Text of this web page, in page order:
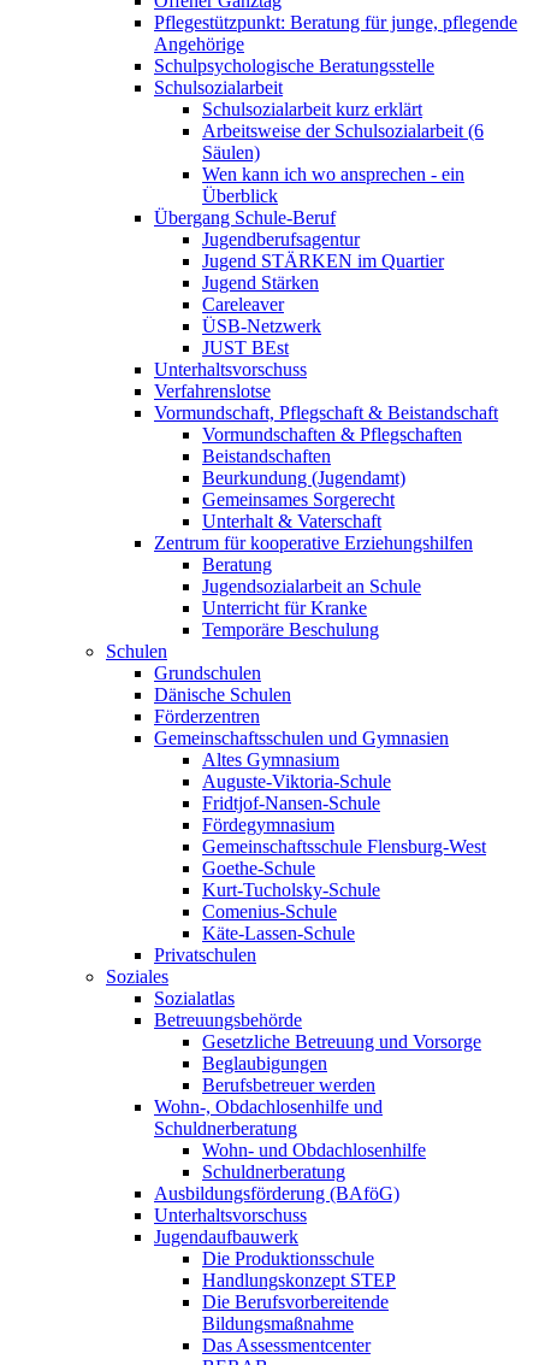
Pflegestützpunkt: Beratung für junge, pflegende
Angehörige
Schulpsychologische Beratungsstelle
Schulsozialarbeit
Schulsozialarbeit kurz erklärt
Arbeitsweise der Schulsozialarbeit (6
Säulen)
Wen kann ich wo ansprechen - ein
Überblick
Übergang Schule-Beruf
Jugendberufsagentur
Jugend STÄRKEN im Quartier
Jugend Stärken
Careleaver
ÜSB-Netzwerk
JUST BEst
Unterhaltsvorschuss
Verfahrenslotse
Vormundschaft, Pflegschaft & Beistandschaft
Vormundschaften & Pflegschaften
Beistandschaften
Beurkundung (Jugendamt)
Gemeinsames Sorgerecht
Unterhalt & Vaterschaft
Zentrum für kooperative Erziehungshilfen
Beratung
Jugendsozialarbeit an Schule
Unterricht für Kranke
Temporäre Beschulung
Schulen
Grundschulen
Dänische Schulen
Förderzentren
Gemeinschaftsschulen und Gymnasien
Altes Gymnasium
Auguste-Viktoria-Schule
Fridtjof-Nansen-Schule
Fördegymnasium
Gemeinschaftsschule Flensburg-West
Goethe-Schule
Kurt-Tucholsky-Schule
Comenius-Schule
Käte-Lassen-Schule
Privatschulen
Soziales
Sozialatlas
Betreuungsbehörde
Gesetzliche Betreuung und Vorsorge
Beglaubigungen
Berufsbetreuer werden
Wohn-, Obdachlosenhilfe und
Schuldnerberatung
Wohn- und Obdachlosenhilfe
Schuldnerberatung
Ausbildungsförderung (BAföG)
Unterhaltsvorschuss
Jugendaufbauwerk
Die Produktionsschule
Handlungskonzept STEP
Die Berufsvorbereitende
Bildungsmaßnahme
Das Assessmentcenter